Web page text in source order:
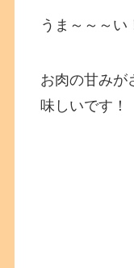
うま～～～い
お肉の甘みが
味しいです！